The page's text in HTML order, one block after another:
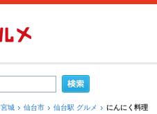
宮城 仙台市 仙台駅 グルメ にんにく料理